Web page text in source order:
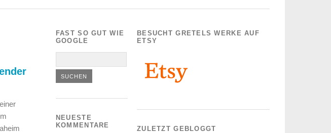
FAST SO GUT WIE
GOOGLE
NEUESTE
KOMMENTARE
BESUCHT GRETELS WERKE AUF
ETSY
ZULETZT GEBLOGGT